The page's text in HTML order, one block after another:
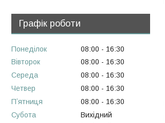
Графік роботи
Понеділок 08:00
16:30
Вівторок
08:00
16:30
Середа
08:00
16:30
Четвер
08:00
16:30
Пʼятниця
08:00
16:30
Субота
Вихідний